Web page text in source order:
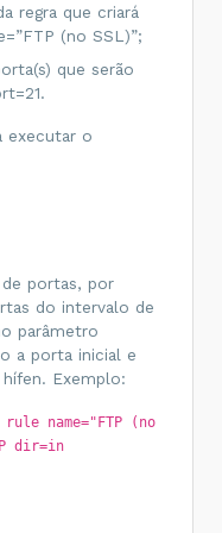
regra que criará
(no SSL)”;
que serão
executar o
portas, por
do intervalo de
parâmetro
a porta inicial e
Exemplo:
name="FTP (no
dir=in